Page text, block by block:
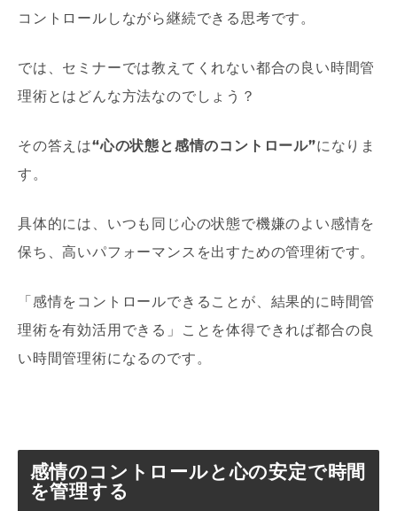
コントロールしながら継続できる思考です。
では、セミナーでは教えてくれない都合の良い時間管
理術とはどんな方法なのでしょう？
その答えは“心の状態と感情のコントロール”になりま
す。
具体的には、いつも同じ心の状態で機嫌のよい感情を
保ち、高いパフォーマンスを出すための管理術です。
「感情をコントロールできることが、結果的に時間管
理術を有効活用できる」ことを体得できれば都合の良
い時間管理術になるのです。
感情のコントロールと心の安定で時間
を管理する